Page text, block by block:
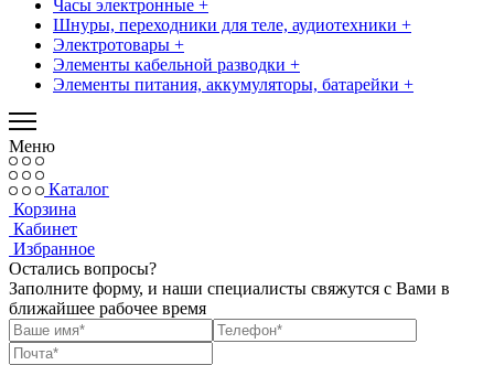
Часы электронные +
Шнуры, переходники для теле, аудиотехники +
Электротовары +
Элементы кабельной разводки +
Элементы питания, аккумуляторы, батарейки +
Меню
Каталог
Корзина
Кабинет
Избранное
Остались вопросы?
Заполните форму, и наши специалисты свяжутся с Вами в
ближайшее рабочее время